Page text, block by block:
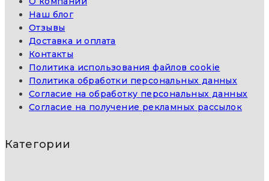
Наш блог
Отзывы
Доставка и оплата
Контакты
Политика использования файлов cookie
Политика обработки персональных данных
Согласие на обработку персональных данных
Согласие на получение рекламных рассылок
Категории